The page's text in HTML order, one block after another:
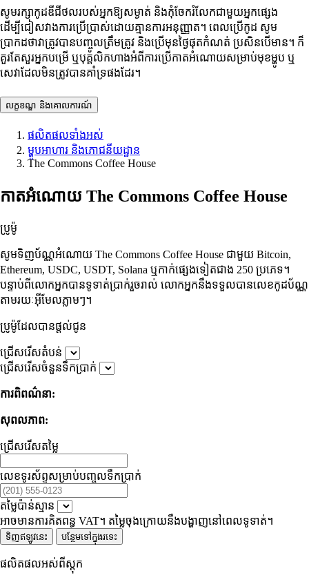
សូមរក្សាកូដឌីជីថលរបស់អ្នកឱ្យសម្ងាត់ និងកុំចែករំលែកជាមួយអ្នកផ្សេង
ដើម្បីជៀសវាងការប្រើប្រាស់ដោយគ្មានការអនុញ្ញាត។ ពេលប្រើកូដ សូម
ប្រាកដថាវាត្រូវបានបញ្ចូលត្រឹមត្រូវ និងប្រើមុនថ្ងៃផុតកំណត់ ប្រសិនបើមាន។ ក៏
គួរតែសួរអ្នកបម្រើ ឬបុគ្គលិកហាងអំពីការប្រើកាតអំណោយសម្រាប់មុខម្ហូប ឬ
សេវាដែលមិនត្រូវបានគាំទ្រផងដែរ។
លក្ខខណ្ឌ និងគោលការណ៍
ផលិតផលទាំងអស់
ម្ហូបអាហារ និងភោជនីយដ្ឋាន
The Commons Coffee House
កាតអំណោយ The Commons Coffee House
ប្រូម៉ូ
សូមទិញប័ណ្ណអំណោយ The Commons Coffee House ជាមួយ Bitcoin,
Ethereum, USDC, USDT, Solana ឬកាក់ផ្សេងទៀតជាង 250 ប្រភេទ។
បន្ទាប់ពីលោកអ្នកបានទូទាត់ប្រាក់រួចរាល់ លោកអ្នកនឹងទទួលបានលេខកូដប័ណ្ណ
តាមរយៈអ៊ីមែលភ្លាមៗ។
ប្រូម៉ូដែលបានផ្តល់ជូន
ជ្រើសរើសតំបន់
ជ្រើសរើសចំនួនទឹកប្រាក់
ការពិពណ៌នា:
សុពលភាព:
ជ្រើសរើសតម្លៃ
លេខទូរស័ព្ទសម្រាប់បញ្ចូលទឹកប្រាក់
តម្លៃប៉ាន់ស្មាន
អាចមានការគិតពន្ធ VAT។ តម្លៃចុងក្រោយនឹងបង្ហាញនៅពេលទូទាត់។
ទិញឥឡូវនេះ បន្ថែមទៅក្នុងរទេះ
ផលិតផលអស់ពីស្តុក